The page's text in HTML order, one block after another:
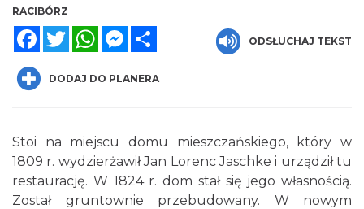
RACIBÓRZ
FacebookTwitterWhatsAppMessenger
ODSŁUCHAJ TEKST
DODAJ DO PLANERA
Stoi na miejscu domu mieszczańskiego, który w
1809 r. wydzierżawił Jan Lorenc Jaschke i urządził tu
restaurację. W 1824 r. dom stał się jego własnością.
Został gruntownie przebudowany. W nowym